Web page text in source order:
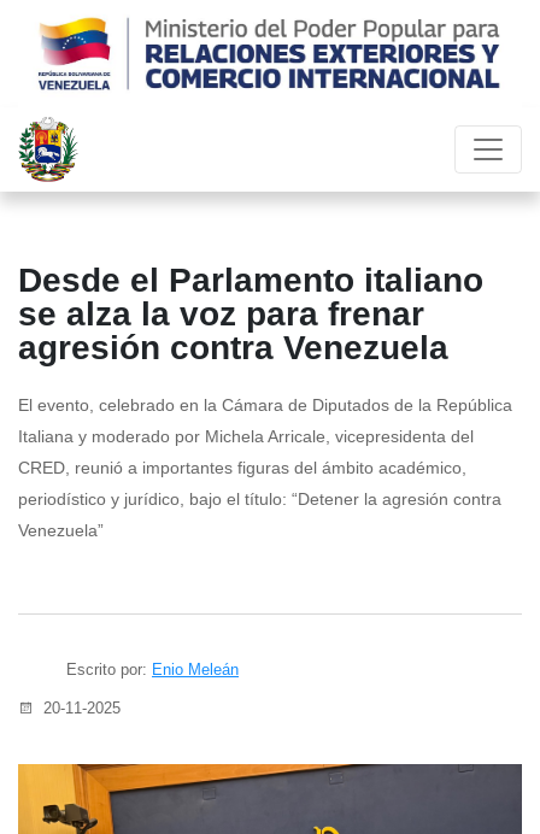
Desde el Parlamento italiano
se alza la voz para frenar
agresión contra Venezuela
El evento, celebrado en la Cámara de Diputados de la República
Italiana y moderado por Michela Arricale, vicepresidenta del
CRED, reunió a importantes figuras del ámbito académico,
periodístico y jurídico, bajo el título: “Detener la agresión contra
Venezuela”
Escrito por: Enio Meleán
20-11-2025